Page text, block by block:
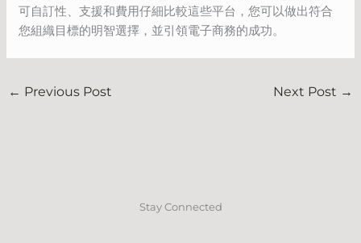
可自訂性、支援和費用仔細比較這些平台，您可以做出符合
您組織目標的明智選擇，並引領電子商務的成功。
← Previous Post Next Post →
Stay Connected